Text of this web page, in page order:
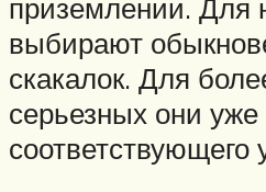
приземлении. Для
выбирают
скакалок. Для
серьезных они уже
соответствующего